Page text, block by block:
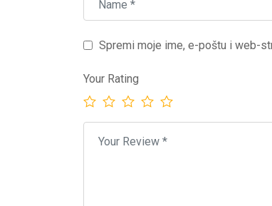
Spremi moje ime, e-poštu i web-
Your Rating